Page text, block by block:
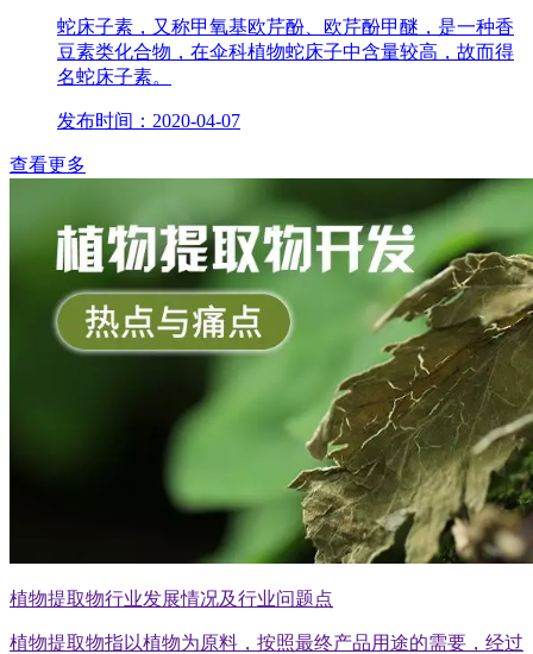
蛇床子素，又称甲氧基欧芹酚、欧芹酚甲醚，是一种香
豆素类化合物，在伞科植物蛇床子中含量较高，故而得
名蛇床子素。
发布时间：2020-04-07
查看更多
植物提取物行业发展情况及行业问题点
植物提取物指以植物为原料，按照最终产品用途的需要，经过